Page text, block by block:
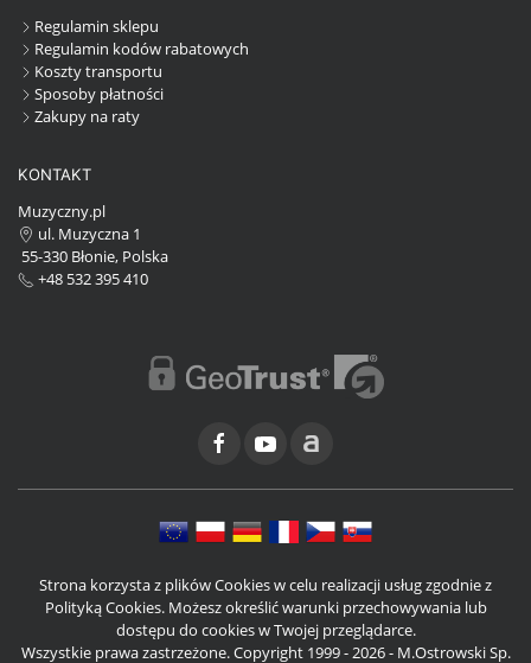
Regulamin sklepu
Regulamin kodów rabatowych
Koszty transportu
Sposoby płatności
Zakupy na raty
KONTAKT
Muzyczny.pl
ul. Muzyczna 1
55-330 Błonie, Polska
+48 532 395 410
Strona korzysta z plików Cookies w celu realizacji usług zgodnie z
Polityką Cookies. Możesz określić warunki przechowywania lub
dostępu do cookies w Twojej przeglądarce.
Wszystkie prawa zastrzeżone. Copyright 1999 - 2026 - M.Ostrowski Sp.